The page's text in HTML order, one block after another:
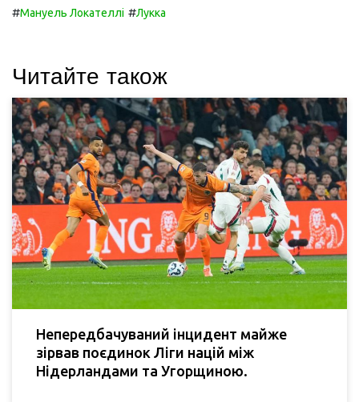
#Мануель Локателлі #Лукка
Читайте також
Непередбачуваний інцидент майже
зірвав поєдинок Ліги націй між
Нідерландами та Угорщиною.